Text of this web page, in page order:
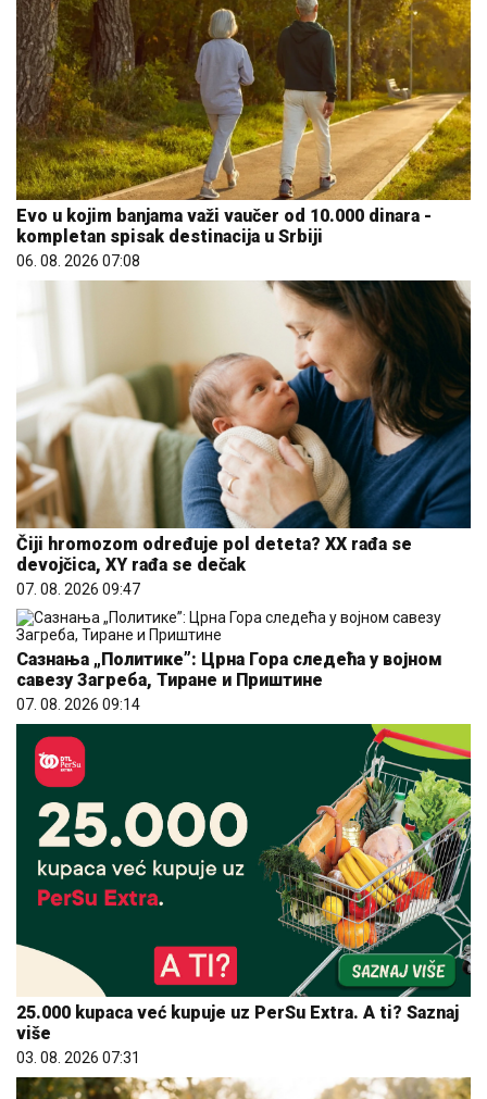
Evo u kojim banjama važi vaučer od 10.000 dinara -
kompletan spisak destinacija u Srbiji
06. 08. 2026 07:08
Čiji hromozom određuje pol deteta? XX rađa se
devojčica, XY rađa se dečak
07. 08. 2026 09:47
Сазнања „Политике”: Црна Гора следећа у војном
савезу Загреба, Тиране и Приштине
07. 08. 2026 09:14
25.000 kupaca već kupuje uz PerSu Extra. A ti? Saznaj
više
03. 08. 2026 07:31